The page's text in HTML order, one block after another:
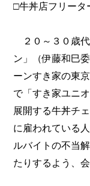
□牛丼店フリータ
２０～３０歳
ン」（伊藤和巳
ーンすき家の東
で「すき家ユニ
展開する牛丼チ
に雇われている
ルバイトの不当
たりするよう、